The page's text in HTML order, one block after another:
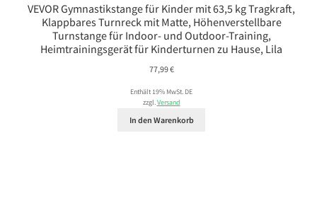
VEVOR Gymnastikstange für Kinder mit 63,5 kg Tragkraft,
Klappbares Turnreck mit Matte, Höhenverstellbare
Turnstange für Indoor- und Outdoor-Training,
Heimtrainingsgerät für Kinderturnen zu Hause, Lila
77,99€
Enthält 19% MwSt. DE
zzgl.Versand
In den Warenkorb